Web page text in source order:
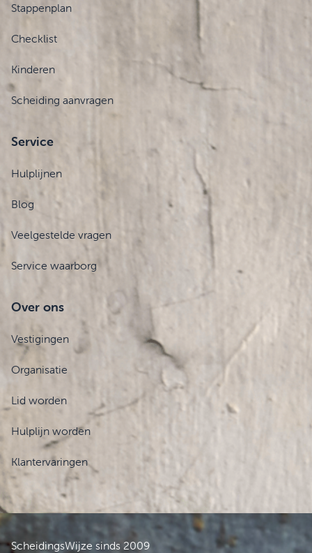
Stappenplan
Checklist
Kinderen
Scheiding aanvragen
Service
Hulplijnen
Blog
Veelgestelde vragen
Service waarborg
Over ons
Vestigingen
Organisatie
Lid worden
Hulplijn worden
Klantervaringen
ScheidingsWijze sinds 2009